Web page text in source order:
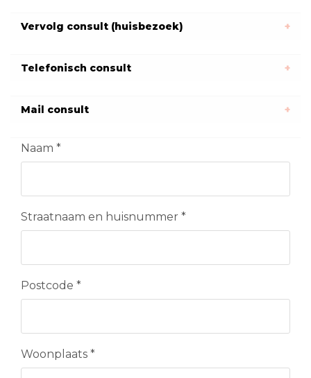
Vervolg consult (huisbezoek)
Telefonisch consult
Mail consult
Naam *
Straatnaam en huisnummer *
Postcode *
Woonplaats *